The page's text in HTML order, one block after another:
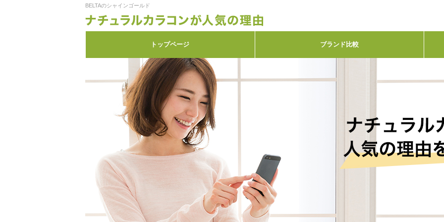
BELTAのシャインゴールド
トップページ ブランド比較